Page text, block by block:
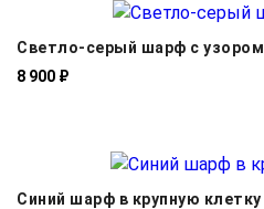
Светло-серый шарф с узором
8 900 ₽
Синий шарф в крупную клетку